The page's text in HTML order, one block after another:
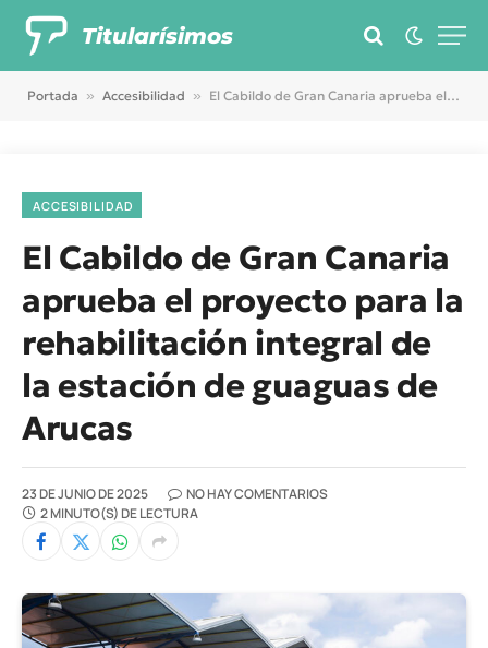
Titularísimos
Portada » Accesibilidad » El Cabildo de Gran Canaria aprueba el proyecto para la rehabilitación integral de la estación de guaguas de Arucas
ACCESIBILIDAD
El Cabildo de Gran Canaria
aprueba el proyecto para la
rehabilitación integral de
la estación de guaguas de
Arucas
23 DE JUNIO DE 2025
NO HAY COMENTARIOS
2 MINUTO(S) DE LECTURA